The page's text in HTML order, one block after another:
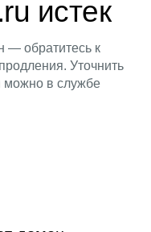
истек
— обратитесь к
Уточнить
можно в службе